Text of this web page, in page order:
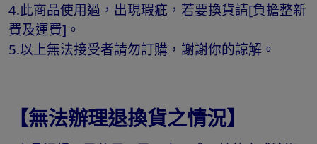
4.此商品使用過，出現瑕疵，若要換貨請[負擔整新
費及運費]。
5.以上無法接受者請勿訂購，謝謝你的諒解。
【無法辦理退換貨之情況】